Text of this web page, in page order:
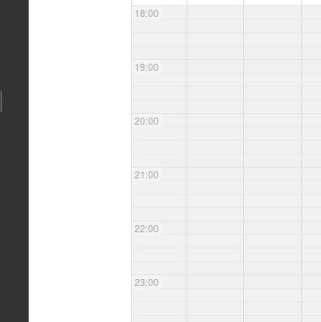
18:00
19:00
20:00
21:00
22:00
23:00